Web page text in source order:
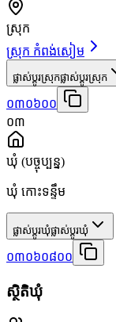
ស្រុក
ស្រុក កំពង់សៀម
ផ្លាស់ប្តូរស្រុកផ្លាស់ប្តូរស្រុក
០៣០៦០០
០៣
ឃុំ (បច្ចុប្បន្ន)
ឃុំ កោះទន្ទឹម
ផ្លាស់ប្តូរឃុំផ្លាស់ប្តូរឃុំ
០៣០៦០៨០០
ស្ថិតិឃុំ